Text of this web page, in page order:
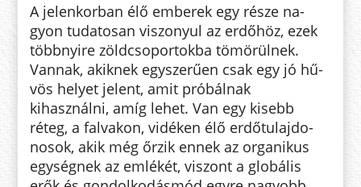
A jelenkorban élő em­be­rek egy része na­
gyon tu­datosan viszo­nyul az er­dőhöz, ezek
többnyire zöldcsoportokba tö­mö­rülnek.
Van­­nak, akiknek egy­sze­rű­en csak egy jó hű­
vös helyet jelent, amit próbálnak
kihasználni, amíg lehet. Van egy ki­sebb
réteg, a falvakon, vi­déken élő erdő­tu­laj­do­
nosok, akik még őr­zik en­nek az organikus
egy­ségnek az emlékét, vi­szont a globális